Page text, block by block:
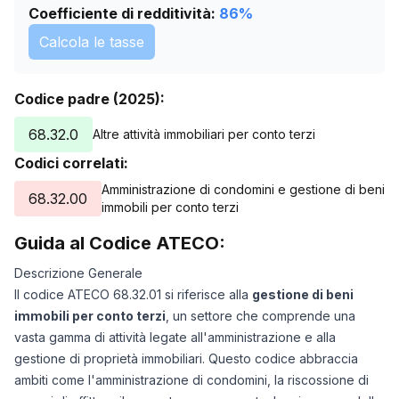
Coefficiente di redditività: 86%
Calcola le tasse
Codice padre (2025):
68.32.0
Altre attività immobiliari per conto terzi
Codici correlati:
68.32.00
Amministrazione di condomini e gestione di beni
immobili per conto terzi
Guida al Codice ATECO:
Descrizione Generale
Il codice ATECO 68.32.01 si riferisce alla gestione di beni
immobili per conto terzi , un settore che comprende una
vasta gamma di attività legate all'amministrazione e alla
gestione di proprietà immobiliari. Questo codice abbraccia
ambiti come l'amministrazione di condomini, la riscossione di